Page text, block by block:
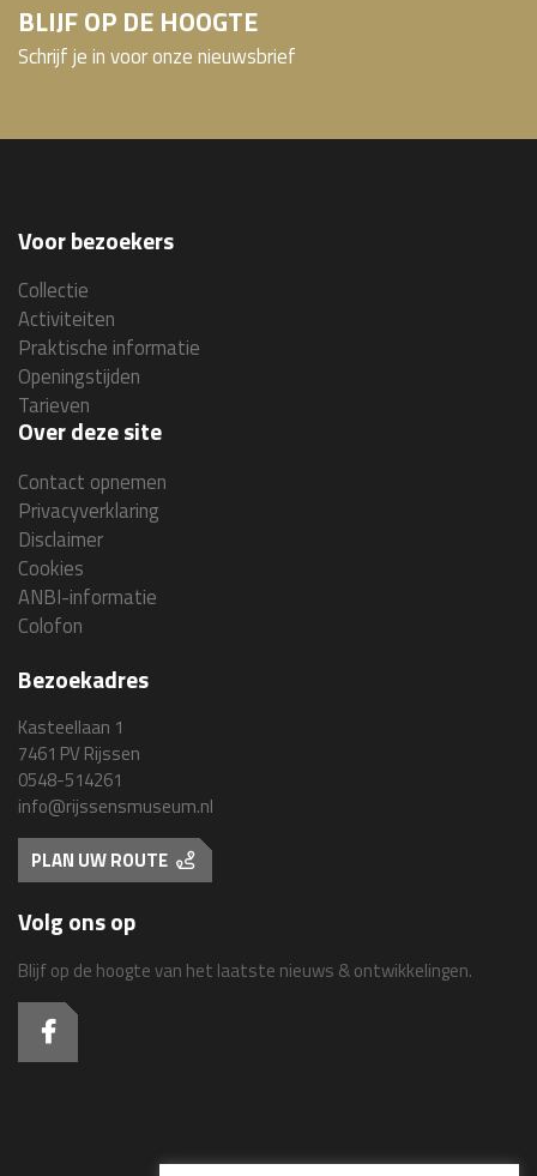
BLIJF OP DE HOOGTE
Schrijf je in voor onze nieuwsbrief
Voor bezoekers
Collectie
Activiteiten
Praktische informatie
Openingstijden
Tarieven
Over deze site
Contact opnemen
Privacyverklaring
Disclaimer
Cookies
ANBI-informatie
Colofon
Bezoekadres
Kasteellaan 1
7461 PV Rijssen
0548-514261
info@rijssensmuseum.nl
PLAN UW ROUTE
Volg ons op
Blijf op de hoogte van het laatste nieuws & ontwikkelingen.